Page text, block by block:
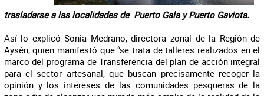
trasladarse a las localidades de Puerto Gala y Puerto Gaviota.
Así lo explicó Sonia Medrano, directora zonal de la Región de
Aysén, quien manifestó que “se trata de talleres realizados en el
marco del programa de Transferencia del plan de acción integral
para el sector artesanal, que buscan precisamente recoger la
opinión y los intereses de las comunidades pesqueras de la